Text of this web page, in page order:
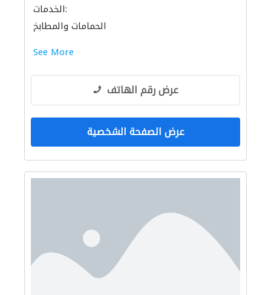
الخدمات:
الحمامات والمطابخ
See More
عرض رقم الهاتف
عرض الصفحة الشخصية